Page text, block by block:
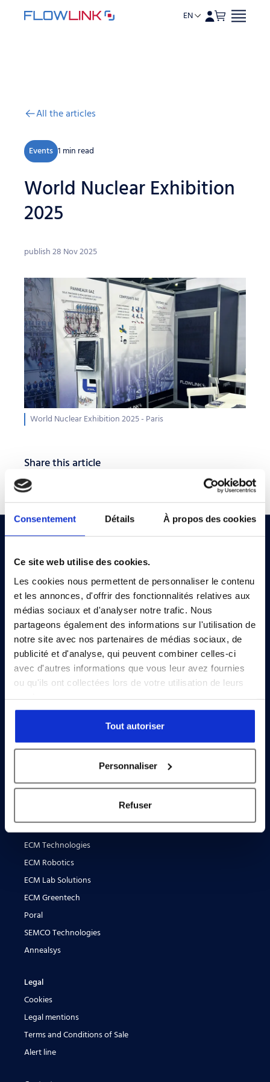
Consentement Détails À propos des cookies
Ce site web utilise des cookies.
Les cookies nous permettent de personnaliser le contenu
et les annonces, d'offrir des fonctionnalités relatives aux
médias sociaux et d'analyser notre trafic. Nous
partageons également des informations sur l'utilisation de
notre site avec nos partenaires de médias sociaux, de
publicité et d'analyse, qui peuvent combiner celles-ci
avec d'autres informations que vous leur avez fournies
ou qu'ils ont collectées lors de votre utilisation de leurs
Tout autoriser
Personnaliser
Refuser
Skip to content
EN
All the articles
Events 1 min read
World Nuclear Exhibition
2025
publish 28 Nov 2025
World Nuclear Exhibition 2025 - Paris
Share this article
EN
Advanced gas components and complex processes handling
solutions
Sitemap
About Flowlink
Contact
ECM Technologies
ECM Robotics
ECM Lab Solutions
ECM Greentech
Poral
SEMCO Technologies
Annealsys
Legal
Cookies
Legal mentions
Terms and Conditions of Sale
Alert line